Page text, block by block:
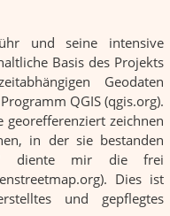
und seine intensive
Basis des Projekts
Geodaten
QGIS (qgis.org).
georefferenziert zeichnen
in der sie bestanden
diente mir die frei
Dies ist
und gepflegtes